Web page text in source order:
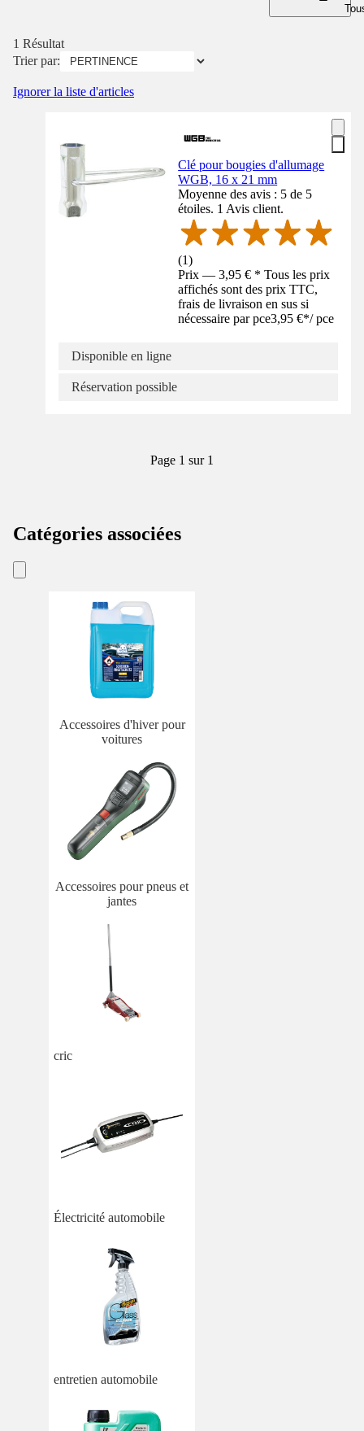
1 Résultat
Trier par:
Ignorer la liste d'articles
Clé pour bougies d'allumage
WGB, 16 x 21 mm
Moyenne des avis : 5 de 5
étoiles. 1 Avis client.
(1)
Prix — 3,95 € * Tous les prix
affichés sont des prix TTC,
frais de livraison en sus si
nécessaire par pce3,95 €*/ pce
Disponible en ligne
Réservation possible
Page 1 sur 1
Catégories associées
Accessoires d'hiver pour
voitures
Accessoires pour pneus et
jantes
cric
Électricité automobile
entretien automobile